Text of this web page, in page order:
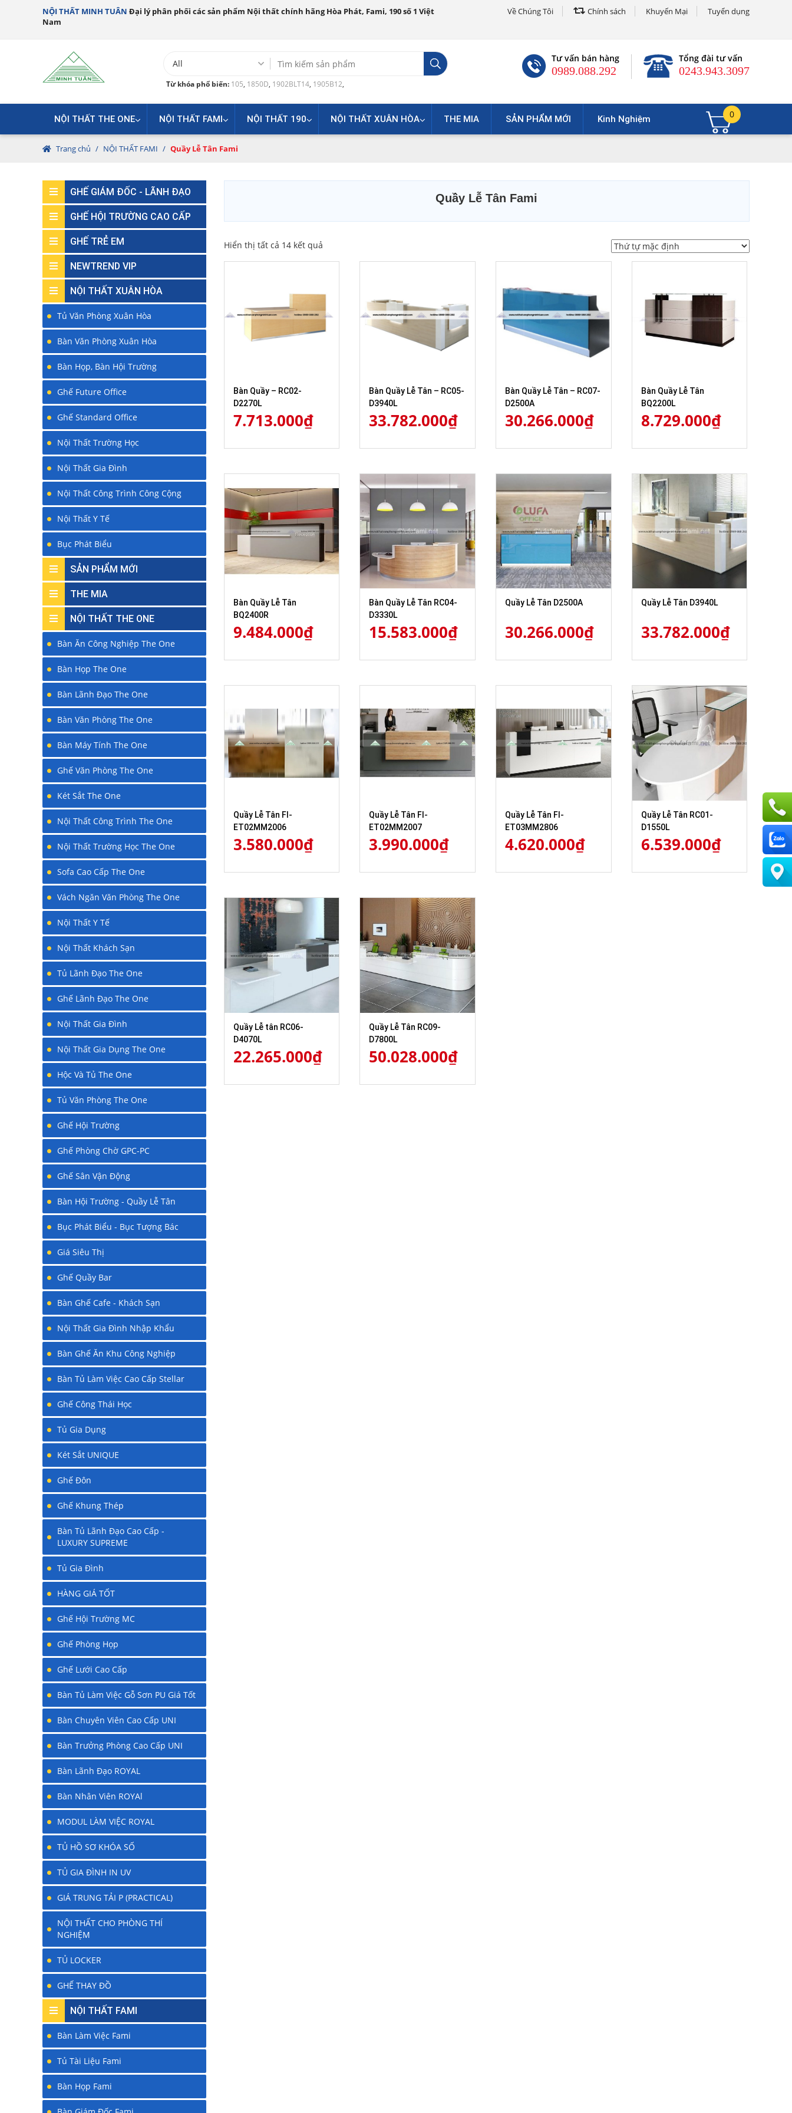
NỘI THẤT MINH TUÂN Đại lý phân phối các sản phẩm Nội thất chính hãng Hòa Phát, Fami, 190 số 1 Việt
Nam
Về Chúng Tôi Chính sách Khuyến Mại Tuyển dụng
for:
Từ khóa phổ biến: 105, 1850D, 1902BLT14, 1905B12,
Tư vấn bán hàng
0989.088.292
Tổng đài tư vấn
0243.943.3097
NỘI THẤT THE ONE NỘI THẤT FAMI NỘI THẤT 190 NỘI THẤT XUÂN HÒA THE MIA SẢN PHẨM MỚI Kinh Nghiệm 0
Trang chủ / NỘI THẤT FAMI / Quầy Lễ Tân Fami
GHẾ GIÁM ĐỐC - LÃNH ĐẠO
GHẾ HỘI TRƯỜNG CAO CẤP
GHẾ TRẺ EM
NEWTREND VIP
NỘI THẤT XUÂN HÒA
Tủ Văn Phòng Xuân Hòa
Bàn Văn Phòng Xuân Hòa
Bàn Họp, Bàn Hội Trường
Ghế Future Office
Ghế Standard Office
Nội Thất Trường Học
Nội Thất Gia Đình
Nội Thất Công Trình Công Cộng
Nội Thất Y Tế
Bục Phát Biểu
SẢN PHẨM MỚI
THE MIA
NỘI THẤT THE ONE
Bàn Ăn Công Nghiệp The One
Bàn Họp The One
Bàn Lãnh Đạo The One
Bàn Văn Phòng The One
Bàn Máy Tính The One
Ghế Văn Phòng The One
Két Sắt The One
Nội Thất Công Trình The One
Nội Thất Trường Học The One
Sofa Cao Cấp The One
Vách Ngăn Văn Phòng The One
Nội Thất Y Tế
Nội Thất Khách Sạn
Tủ Lãnh Đạo The One
Ghế Lãnh Đạo The One
Nội Thất Gia Đình
Nội Thất Gia Dụng The One
Hộc Và Tủ The One
Tủ Văn Phòng The One
Ghế Hội Trường
Ghế Phòng Chờ GPC-PC
Ghế Sân Vận Động
Bàn Hội Trường - Quầy Lễ Tân
Bục Phát Biểu - Bục Tượng Bác
Giá Siêu Thị
Ghế Quầy Bar
Bàn Ghế Cafe - Khách Sạn
Nội Thất Gia Đình Nhập Khẩu
Bàn Ghế Ăn Khu Công Nghiệp
Bàn Tủ Làm Việc Cao Cấp Stellar
Ghế Công Thái Học
Tủ Gia Dụng
Két Sắt UNIQUE
Ghế Đôn
Ghế Khung Thép
Bàn Tủ Lãnh Đạo Cao Cấp -
LUXURY SUPREME
Tủ Gia Đình
HÀNG GIÁ TỐT
Ghế Hội Trường MC
Ghế Phòng Họp
Ghế Lưới Cao Cấp
Bàn Tủ Làm Việc Gỗ Sơn PU Giá Tốt
Bàn Chuyên Viên Cao Cấp UNI
Bàn Trưởng Phòng Cao Cấp UNI
Bàn Lãnh Đạo ROYAL
Bàn Nhân Viên ROYAl
MODUL LÀM VIỆC ROYAL
TỦ HỒ SƠ KHÓA SỐ
TỦ GIA ĐÌNH IN UV
GIÁ TRUNG TẢI P (PRACTICAL)
NỘI THẤT CHO PHÒNG THÍ
NGHIỆM
TỦ LOCKER
GHẾ THAY ĐỒ
NỘI THẤT FAMI
Bàn Làm Việc Fami
Tủ Tài Liệu Fami
Bàn Họp Fami
Quầy Lễ Tân Fami
Hiển thị tất cả 14 kết quả
Bàn Quầy – RC02-
D2270L
7.713.000₫
Bàn Quầy Lễ Tân – RC05-
D3940L
33.782.000₫
Bàn Quầy Lễ Tân – RC07-
D2500A
30.266.000₫
Bàn Quầy Lễ Tân
BQ2200L
8.729.000₫
Bàn Quầy Lễ Tân
BQ2400R
9.484.000₫
Bàn Quầy Lễ Tân RC04-
D3330L
15.583.000₫
Quầy Lễ Tân D2500A
30.266.000₫
Quầy Lễ Tân D3940L
33.782.000₫
Quầy Lễ Tân FI-
ET02MM2006
3.580.000₫
Quầy Lễ Tân FI-
ET02MM2007
3.990.000₫
Quầy Lễ Tân FI-
ET03MM2806
4.620.000₫
Quầy Lễ Tân RC01-
D1550L
6.539.000₫
Quầy Lễ tân RC06-
D4070L
22.265.000₫
Quầy Lễ Tân RC09-
D7800L
50.028.000₫